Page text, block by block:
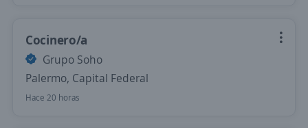
Cocinero/a
Grupo Soho
Palermo, Capital Federal
Hace 20 horas